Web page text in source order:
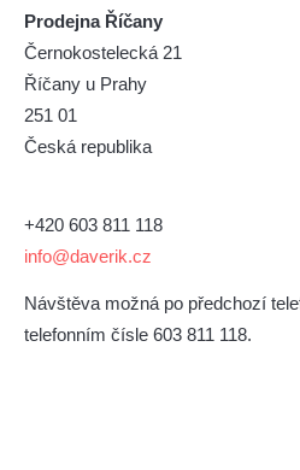
Prodejna Říčany
Černokostelecká 21
Říčany u Prahy
251 01
Česká republika
+420 603 811 118
info@daverik.cz
Návštěva možná po předchozí
telefonním čísle 603 811 118.